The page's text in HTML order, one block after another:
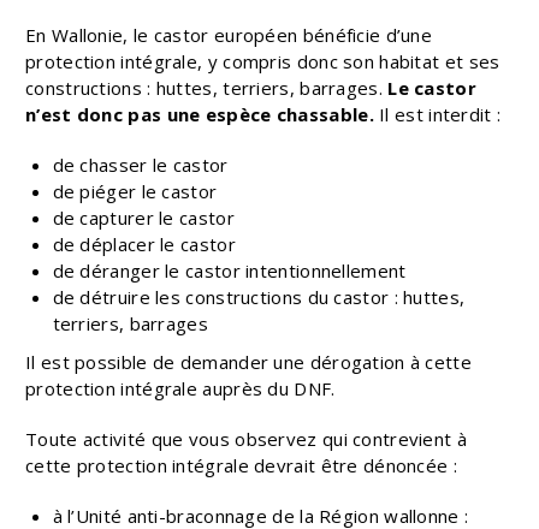
En Wallonie, le castor européen bénéficie d’une
protection intégrale, y compris donc son habitat et ses
constructions : huttes, terriers, barrages. Le castor
n’est donc pas une espèce chassable.Il est interdit :
de chasser le castor
de piéger le castor
de capturer le castor
de déplacer le castor
de déranger le castor intentionnellement
de détruire les constructions du castor : huttes,
terriers, barrages
Il est possible de demander une dérogation à cette
protection intégrale auprès du DNF.
Toute activité que vous observez qui contrevient à
cette protection intégrale devrait être dénoncée :
à l’Unité anti-braconnage de la Région wallonne :